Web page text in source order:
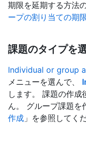
期限を延期する方法
ープの割り当ての期
課題のタイプを
Individual or group
メニューを選んで、
します。 課題の作
ん。 グループ課題を
作成 」を参照してく